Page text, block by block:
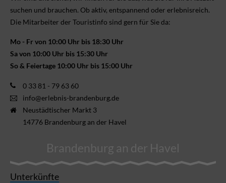
suchen und brauchen. Ob aktiv, ent­spannend oder erlebnis­reich.
Die Mitarbeiter der Touristinfo sind gern für Sie da:
Mo - Fr von 10:00 Uhr bis 18:30 Uhr
Sa von 10:00 Uhr bis 15:30 Uhr
So & Feiertage 10:00 Uhr bis 15:00 Uhr
0 33 81 - 79 63 60
info@erlebnis-brandenburg.de
Neustädtischer Markt 3
14776 Brandenburg an der Havel
Brandenburg an der Havel
Unterkünfte